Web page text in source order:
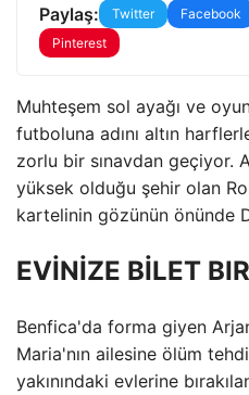
Paylaş: Twitter Facebook
Pinterest
Muhteşem sol ayağı ve
futboluna adını altın
zorlu bir sınavdan geçiyor.
yüksek olduğu şehir olan
kartelinin gözünün önünde
EVİNİZE BİLET
Benfica'da forma giyen
Maria'nın ailesine ölüm
yakınındaki evlerine